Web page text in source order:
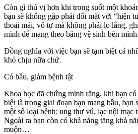
Còn gì thú vị hơn khi trong suốt một
bạn sẽ không gặp phải đối mặt với “hiện
thoải mái, vô tư mà không phải lo lắng,
mình để mang theo băng vệ sinh bên mình.
Đồng nghĩa với việc bạn sẽ tạm biệt cả
khó chịu nữa chứ.
Có bầu, giảm bệnh tật
Khoa học đã chứng minh rằng, khi bạn
biệt là trong giai đoạn bạn mang bầu, bạn
một số loại bệnh: ung thư vú, lạc nội
Ngoài ra bạn còn có khả năng tăng khả
muộn…